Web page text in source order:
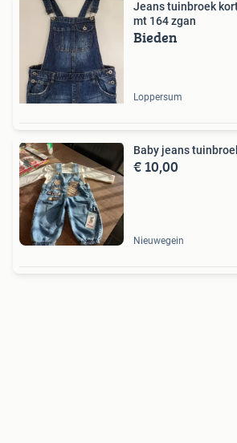
Jeans tuinbroek
mt 164 zgan
Bieden
Loppersum
Baby jeans
€ 10,00
Nieuwegein